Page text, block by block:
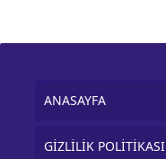
ANASAYFA
GİZLİLİK POLİTİKASI